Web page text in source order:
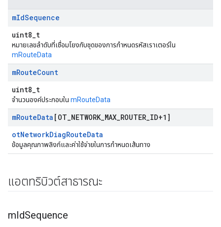
mIdSequence
uint8_t
หมายเลขลำดับที่เชื่อมโยงกับชุดของการกำหนดรหัสเราเตอร์ใน
mRouteData
mRouteCount
uint8_t
จำนวนองค์ประกอบใน mRouteData
mRouteData [OT NETWORK_ MAX ROUTER ID+1]
otNetworkDiagRouteData
ข้อมูลคุณภาพลิงก์และค่าใช้จ่ายในการกำหนดเส้นทาง
แอตทริบิวต์สาธารณะ
mIdSequence